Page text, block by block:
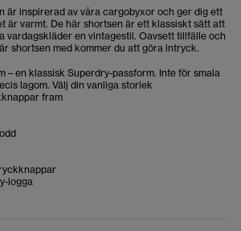
är inspirerad av våra cargobyxor och ger dig ett
är varmt. De här shortsen är ett klassiskt sätt att
vardagskläder en vintagestil. Oavsett tillfälle och
shortsen med kommer du att göra intryck.
– en klassisk Superdry-passform. Inte för smala
lagom. Välj din vanliga storlek
fram
logga